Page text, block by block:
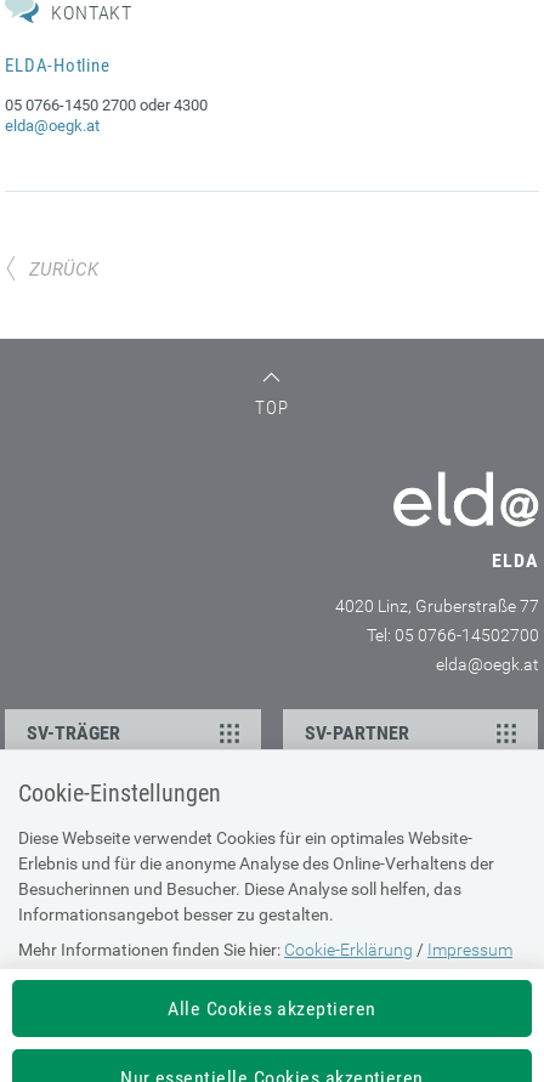
Cookie-Einstellungen
Diese Webseite verwendet Cookies für ein optimales Website-
Erlebnis und für die anonyme Analyse des Online-Verhaltens der
Besucherinnen und Besucher. Diese Analyse soll helfen, das
Informationsangebot besser zu gestalten.
Mehr Informationen finden Sie hier: Cookie-Erklärung / Impressum
Alle Cookies akzeptieren
KONTAKT
ELDA-Hotline
05 0766-1450 2700 oder 4300
elda@oegk.at
ZURÜCK
TOP
ELDA
4020 Linz, Gruberstraße 77
Tel: 05 0766-14502700
elda@oegk.at
SV-TRÄGER SV-PARTNER
KONTAKT
Ansprechpartner
Feedback
ÜBER UNS
Sitemap